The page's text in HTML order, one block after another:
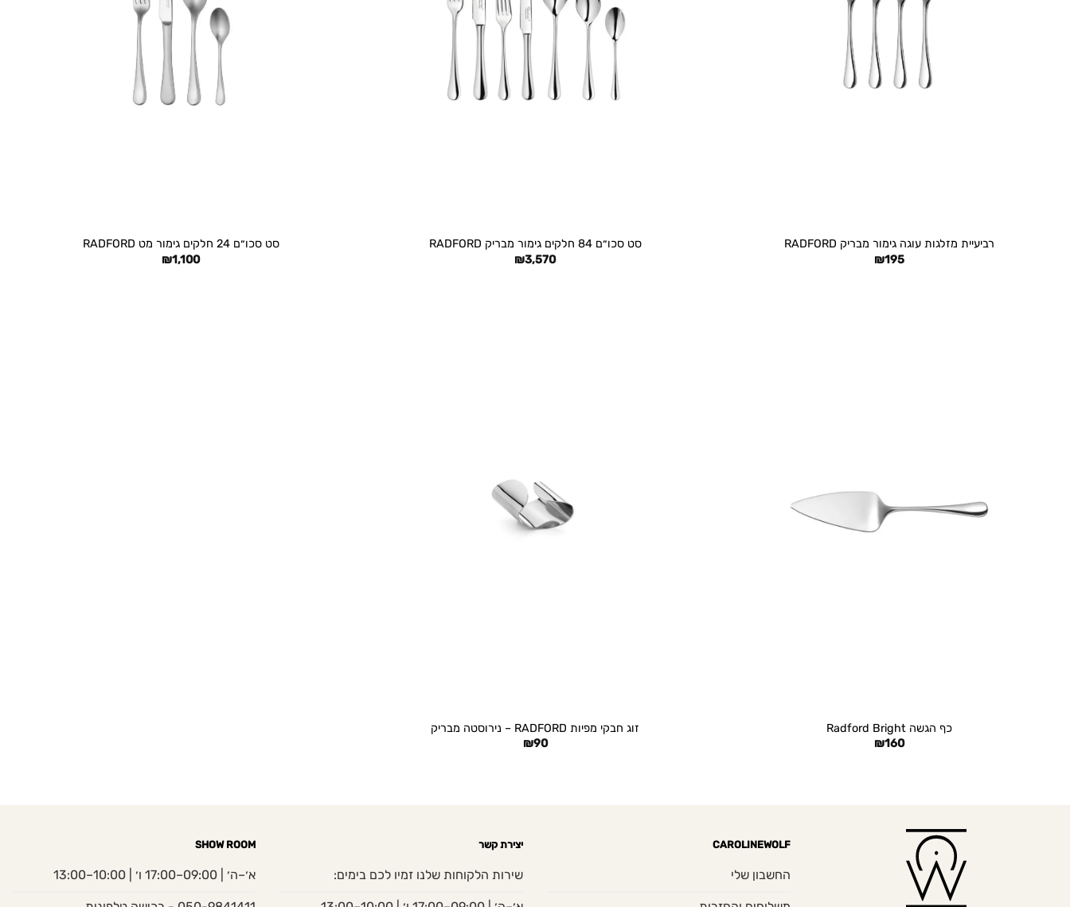
רביעיית מזלגות עוגה גימור מבריק RADFORD
₪195
סט סכו״ם 84 חלקים גימור מבריק RADFORD
₪3,570
סט סכו״ם 24 חלקים גימור מט RADFORD
₪1,100
כף הגשה Radford Bright
₪160
זוג חבקי מפיות RADFORD – נירוסטה מבריק
₪90
CAROLINEWOLF
החשבון שלי
יצירת קשר
שירות הלקוחות שלנו זמיו לכם בימים:
SHOW ROOM
א׳–ה׳ | 09:00–17:00 ו׳ | 10:00–13:00